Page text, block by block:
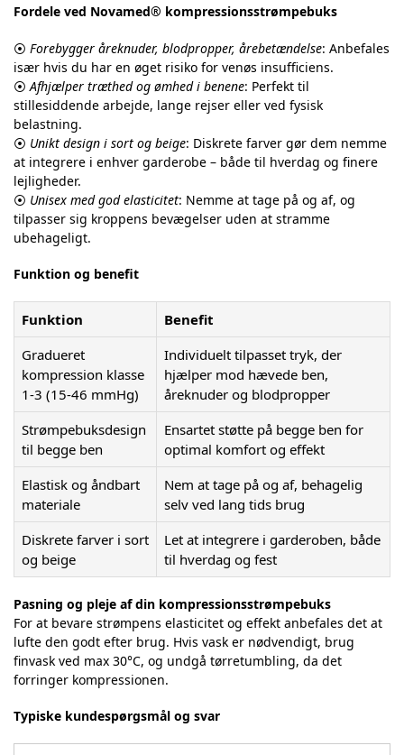
Fordele ved Novamed® kompressionsstrømpebuks
⦿ Forebygger åreknuder, blodpropper, årebetændelse: Anbefales
især hvis du har en øget risiko for venøs insufficiens.
⦿ Afhjælper træthed og ømhed i benene: Perfekt til
stillesiddende arbejde, lange rejser eller ved fysisk
belastning.
⦿ Unikt design i sort og beige: Diskrete farver gør dem nemme
at integrere i enhver garderobe – både til hverdag og finere
lejligheder.
⦿ Unisex med god elasticitet: Nemme at tage på og af, og
tilpasser sig kroppens bevægelser uden at stramme
ubehageligt.
Funktion og benefit
Funktion
Benefit
Gradueret
kompression klasse
1-3 (15-46 mmHg)
Individuelt tilpasset tryk, der
hjælper mod hævede ben,
åreknuder og blodpropper
Strømpebuksdesign
til begge ben
Ensartet støtte på begge ben for
optimal komfort og effekt
Elastisk og åndbart
materiale
Nem at tage på og af, behagelig
selv ved lang tids brug
Diskrete farver i sort
og beige
Let at integrere i garderoben, både
til hverdag og fest
Pasning og pleje af din kompressionsstrømpebuks
For at bevare strømpens elasticitet og effekt anbefales det at
lufte den godt efter brug. Hvis vask er nødvendigt, brug
finvask ved max 30°C, og undgå tørretumbling, da det
forringer kompressionen.
Typiske kundespørgsmål og svar